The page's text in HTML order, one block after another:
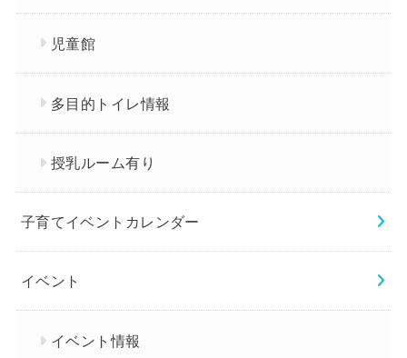
児童館
多目的トイレ情報
授乳ルーム有り
子育てイベントカレンダー
イベント
イベント情報